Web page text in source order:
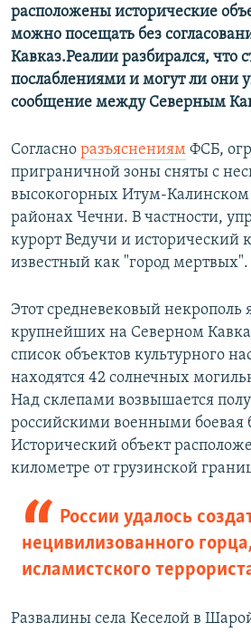
расположены исторические
можно посещать без
Кавказ.Реалии разбирался, что
послаблениями и могут ли они
сообщение между Северным
Согласно разъяснениям ФСБ,
приграничной зоны сняты с
высокогорных Итум-
районах Чечни. В частности,
курорт Ведучи и исторический
известный как "город мертвых".
Этот средневековый некрополь
крупнейших на Северном
список объектов культурного
находятся 42 солнечных
Над склепами возвышается
российскими военными боевая
Исторический объект
километре от грузинской
России удалось
нецивилизованного горца,
исламистского
Развалины села Кеселой в